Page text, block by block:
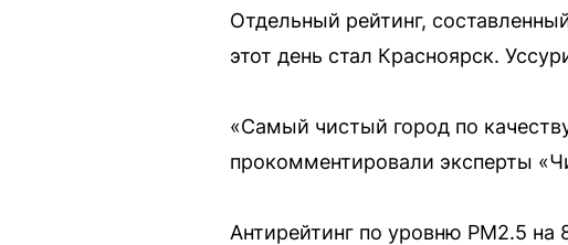
Отдельный рейтинг,
этот день стал Красноярск.
«Самый чистый город по
прокомментировали эксперты
Антирейтинг по уровню PM2.5